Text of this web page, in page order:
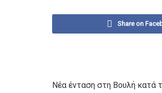
Share on
Νέα ένταση στη Βουλή κατά